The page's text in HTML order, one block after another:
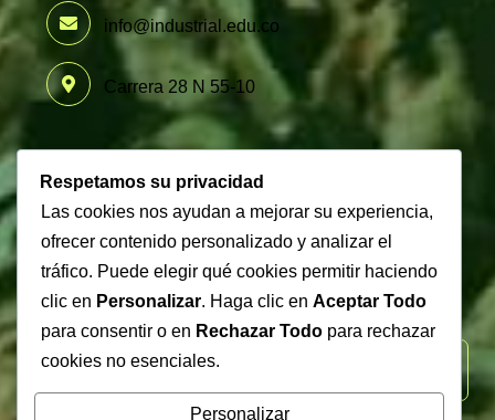
info@industrial.edu.co
Carrera 28 N 55-10
Newsletter
Subscribe our newsletter to get our latest update &
news
Respetamos su privacidad
Las cookies nos ayudan a mejorar su experiencia,
ofrecer contenido personalizado y analizar el
tráfico. Puede elegir qué cookies permitir haciendo
clic en Personalizar. Haga clic en Aceptar Todo
para consentir o en Rechazar Todo para rechazar
cookies no esenciales.
Personalizar